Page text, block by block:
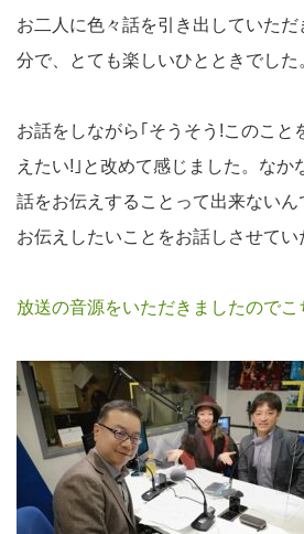
お二人に色々話を引き出していた
分で、とても楽しいひとときでした
お話をしながら｢そうそう!このこと
えたい!｣と改めて感じました。なか
話をお伝えすることって出来ない
お伝えしたいことをお話しさせてい
放送の音源をいただきましたのでこ